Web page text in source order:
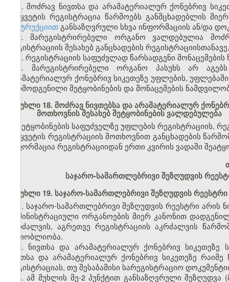
1. მოძრავ ნივთსა და არამატერიალურ ქონებრივ
შეწყვეტის რეგისტრაცია წარმოებს განმცხადებლის
ინსტრუქციითგანსაზღვრული სხვა ინფორმაციის ან/და
2. მარეგისტრირებელი ორგანო ვალდებულია
რეგისტრაციის შესახებ განცხადების
3. რეგისტრაციის საფუძვლად წარსადგენი
4. მარეგისტრირებელი ორგანო პასუხს არ
არამატერიალურ ქონებრივ სიკეთეზე უფლების,
წარმოდგენილი შეტყობინების და მონაცემების
მუხლი 18. მოძრავ ნივთებსა და არამატერიალურ
მოთხოვნის შესახებ შეტყობინების ვალდებულება
შეტყობინების საფუძველზე უფლების
შეწყვეტის რეგისტრაციის მოთხოვნით განცხადების
ინფორმაცია რეგისტრაციიდან ერთი კვირის ვადაში
საჯარო-სამართლებრივი შეზღუდვის
მუხლი 19. საჯარო-სამართლებრივი შეზღუდვის რეესტრი
1. საჯარო-სამართლებრივი შეზღუდვის რეესტრი
ადმინისტრაციული ორგანოების მიერ კანონით
აკრძალვის, აგრეთვე რეგისტრაციის აკრძალვის
ერთობლიობა.
2. ნივთსა და არამატერიალურ ქონებრივ სიკეთეზე
ნივთსა და არამატერიალურ ქონებრივ სიკეთეზე
რეგისტრაციას, თუ შესაბამისი სარეგისტრაციო
3. ამ მუხლის მე-2 პუნქტით განსაზღვრული შეზღუდვა